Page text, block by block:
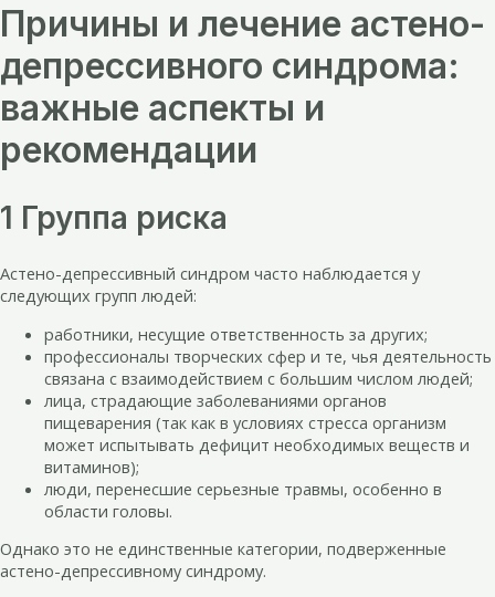
Причины и лечение астено-
депрессивного синдрома:
важные аспекты и
рекомендации
1 Группа риска
Астено-депрессивный синдром часто наблюдается у
следующих групп людей:
работники, несущие ответственность за других;
профессионалы творческих сфер и те, чья деятельность
связана с взаимодействием с большим числом людей;
лица, страдающие заболеваниями органов
пищеварения (так как в условиях стресса организм
может испытывать дефицит необходимых веществ и
витаминов);
люди, перенесшие серьезные травмы, особенно в
области головы.
Однако это не единственные категории, подверженные
астено-депрессивному синдрому.